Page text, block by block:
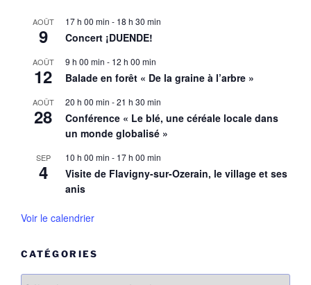
AOÛT
9
17 h 00 min - 18 h 30 min
Concert ¡DUENDE!
AOÛT
12
9 h 00 min - 12 h 00 min
Balade en forêt « De la graine à l’arbre »
AOÛT
28
20 h 00 min -21 h 30 min
Conférence « Le blé, une céréale locale dans
un monde globalisé »
SEP
4
10 h 00 min - 17 h 00 min
Visite de Flavigny-sur-Ozerain, le village et ses
anis
Voir le calendrier
CATÉGORIES
Catégories